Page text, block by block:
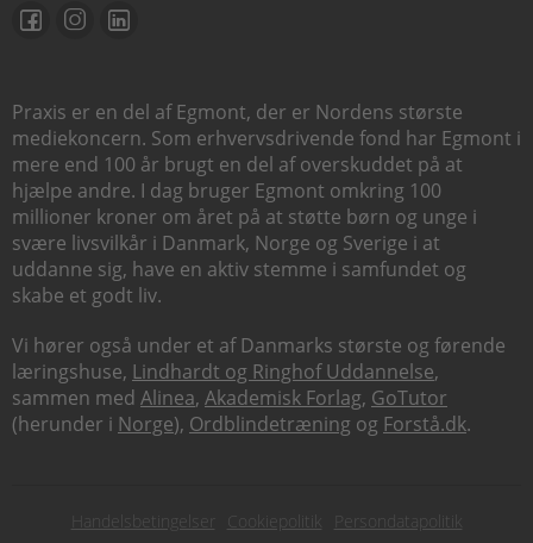
Praxis er en del af Egmont, der er Nordens største
mediekoncern. Som erhvervsdrivende fond har Egmont i
mere end 100 år brugt en del af overskuddet på at
hjælpe andre. I dag bruger Egmont omkring 100
millioner kroner om året på at støtte børn og unge i
svære livsvilkår i Danmark, Norge og Sverige i at
uddanne sig, have en aktiv stemme i samfundet og
skabe et godt liv.
Vi hører også under et af Danmarks største og førende
læringshuse, Lindhardt og Ringhof Uddannelse,
sammen med Alinea, Akademisk Forlag, GoTutor
(herunder i Norge), Ordblindetræning og Forstå.dk.
Subfooter
Handelsbetingelser Cookiepolitik Persondatapolitik